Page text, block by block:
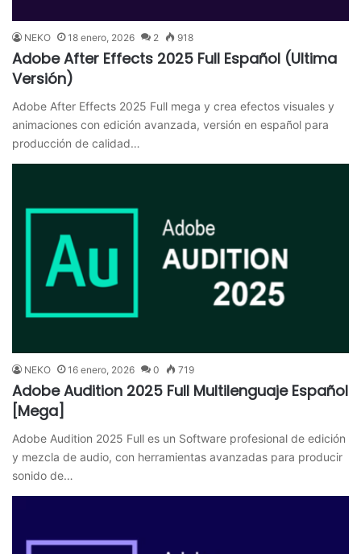
NEKO 18 enero, 2026 2 918
Adobe After Effects 2025 Full Español (Ultima
Versión)
Adobe After Effects 2025 Full mega y crea efectos visuales y
animaciones con edición avanzada, versión en español para
producción de calidad…
NEKO 16 enero, 2026 0 719
Adobe Audition 2025 Full Multilenguaje Español
[Mega]
Adobe Audition 2025 Full es un Software profesional de edición
y mezcla de audio, con herramientas avanzadas para producir
sonido de…